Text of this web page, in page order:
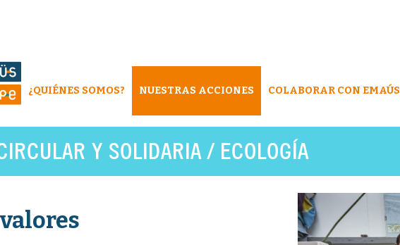
¿QUIÉNES SOMOS? NUESTRAS ACCIONES COLABORAR CON EMAÚS
Y SOLIDARIA / ECOLOGÍA